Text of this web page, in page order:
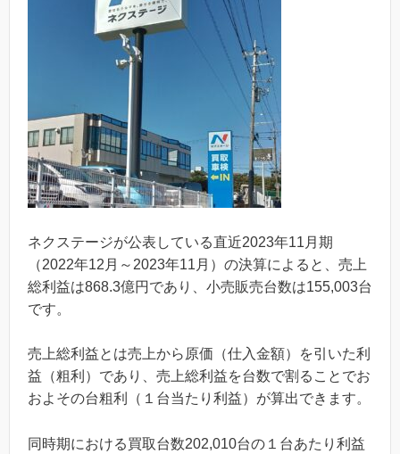
ネクステージが公表している直近2023年11月期
（2022年12月～2023年11月）の決算によると、売上
総利益は868.3億円であり、小売販売台数は155,003台
です。
売上総利益とは売上から原価（仕入金額）を引いた利
益（粗利）であり、売上総利益を台数で割ることでお
およその台粗利（１台当たり利益）が算出できます。
同時期における買取台数202,010台の１台あたり利益